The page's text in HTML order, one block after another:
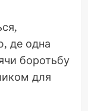
де одна
боротьбу
для